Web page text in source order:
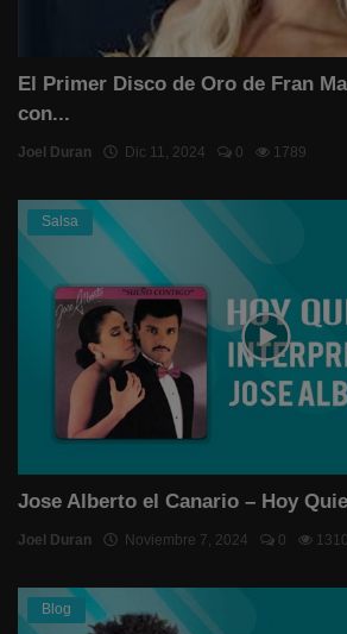
El Primer Disco de Oro de Fran
con...
Joel Duran Dic 11, 2024 0 1789
Salsa
Jose Alberto el Canario – Hoy
Joel Duran Noviembre 7, 2024 0 1310
Blog